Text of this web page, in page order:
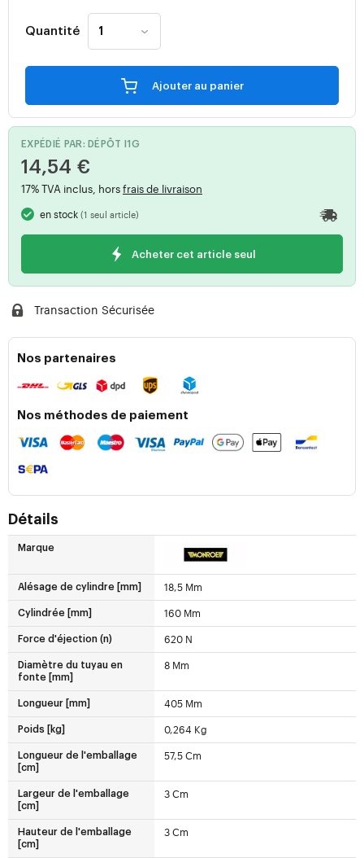
Quantité
Ajouter au panier
EXPÉDIÉ PAR: DÉPÔT I1G
14,54 €
17% TVA inclus, horsfrais de livraison
en stock(1 seul article)
Acheter cet article seul
Transaction Sécurisée
Nos partenaires
Nos méthodes de paiement
Détails
Marque
Alésage de cylindre [mm] 18,5 Mm
Cylindrée [mm] 160 Mm
Force d'éjection (n) 620 N
Diamètre du tuyau en
fonte [mm]
8 Mm
Longueur [mm] 405 Mm
Poids [kg] 0,264 Kg
Longueur de l'emballage
[cm]
57,5 Cm
Largeur de l'emballage
[cm]
3 Cm
Hauteur de l'emballage
[cm]
3 Cm